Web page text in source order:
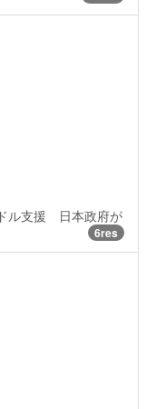
ル支援 日本政府が
6res